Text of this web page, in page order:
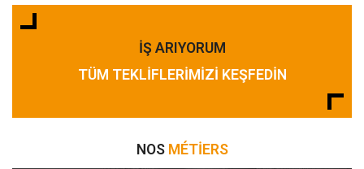
İŞ ARIYORUM
TÜM TEKLIFLERIMIZI KEŞFEDIN
NOS MÉTIERS